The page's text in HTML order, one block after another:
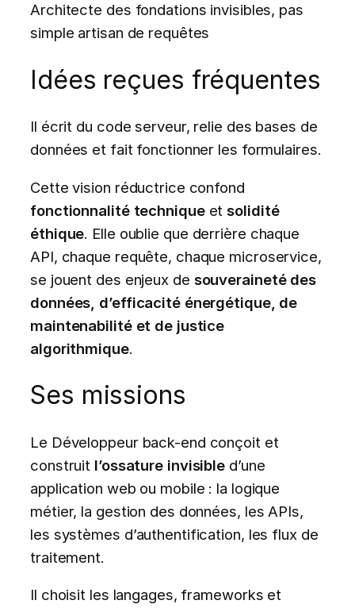
Architecte des fondations invisibles, pas
simple artisan de requêtes
Idées reçues fréquentes
Il écrit du code serveur, relie des bases de
données et fait fonctionner les formulaires.
Cette vision réductrice confond
fonctionnalité techniqueetsolidité
éthique. Elle oublie que derrière chaque
API, chaque requête, chaque microservice,
se jouent des enjeux de souveraineté des
données, d’efficacité énergétique, de
maintenabilité et de justice
algorithmique.
Ses missions
Le Développeur back-end conçoit et
construit l’ossature invisible d’une
application web ou mobile : la logique
métier, la gestion des données, les APIs,
les systèmes d’authentification, les flux de
traitement.
Il choisit les langages, frameworks et